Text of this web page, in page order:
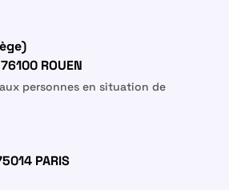
ROUEN
personnes en situation de
PARIS